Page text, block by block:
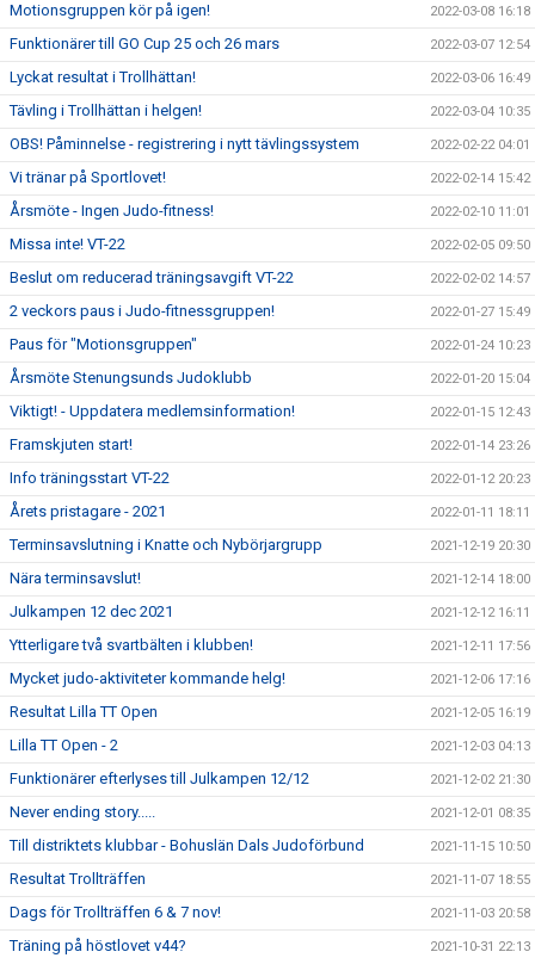
Motionsgruppen kör på igen! 2022-03-08 16:18
Funktionärer till GO Cup 25 och 26 mars 2022-03-07 12:54
Lyckat resultat i Trollhättan! 2022-03-06 16:49
Tävling i Trollhättan i helgen! 2022-03-04 10:35
OBS! Påminnelse - registrering i nytt tävlingssystem 2022-02-22 04:01
Vi tränar på Sportlovet! 2022-02-14 15:42
Årsmöte - Ingen Judo-fitness! 2022-02-10 11:01
Missa inte! VT-22 2022-02-05 09:50
Beslut om reducerad träningsavgift VT-22 2022-02-02 14:57
2 veckors paus i Judo-fitnessgruppen! 2022-01-27 15:49
Paus för "Motionsgruppen" 2022-01-24 10:23
Årsmöte Stenungsunds Judoklubb 2022-01-20 15:04
Viktigt! - Uppdatera medlemsinformation! 2022-01-15 12:43
Framskjuten start! 2022-01-14 23:26
Info träningsstart VT-22 2022-01-12 20:23
Årets pristagare - 2021 2022-01-11 18:11
Terminsavslutning i Knatte och Nybörjargrupp 2021-12-19 20:30
Nära terminsavslut! 2021-12-14 18:00
Julkampen 12 dec 2021 2021-12-12 16:11
Ytterligare två svartbälten i klubben! 2021-12-11 17:56
Mycket judo-aktiviteter kommande helg! 2021-12-06 17:16
Resultat Lilla TT Open 2021-12-05 16:19
Lilla TT Open - 2 2021-12-03 04:13
Funktionärer efterlyses till Julkampen 12/12 2021-12-02 21:30
Never ending story..... 2021-12-01 08:35
Till distriktets klubbar - Bohuslän Dals Judoförbund 2021-11-15 10:50
Resultat Trollträffen 2021-11-07 18:55
Dags för Trollträffen 6 & 7 nov! 2021-11-03 20:58
Träning på höstlovet v44? 2021-10-31 22:13